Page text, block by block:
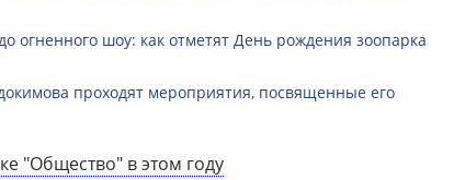
огненного шоу: как отметят День рождения зоопарка
проходят мероприятия, посвященные его
"Общество" в этом году